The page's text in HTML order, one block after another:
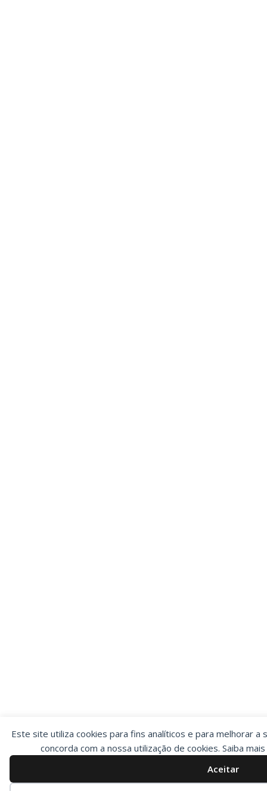
Este site utiliza cookies para fins analíticos e para melhorar a
concorda com a nossa utilização de cookies. Saiba
Aceitar